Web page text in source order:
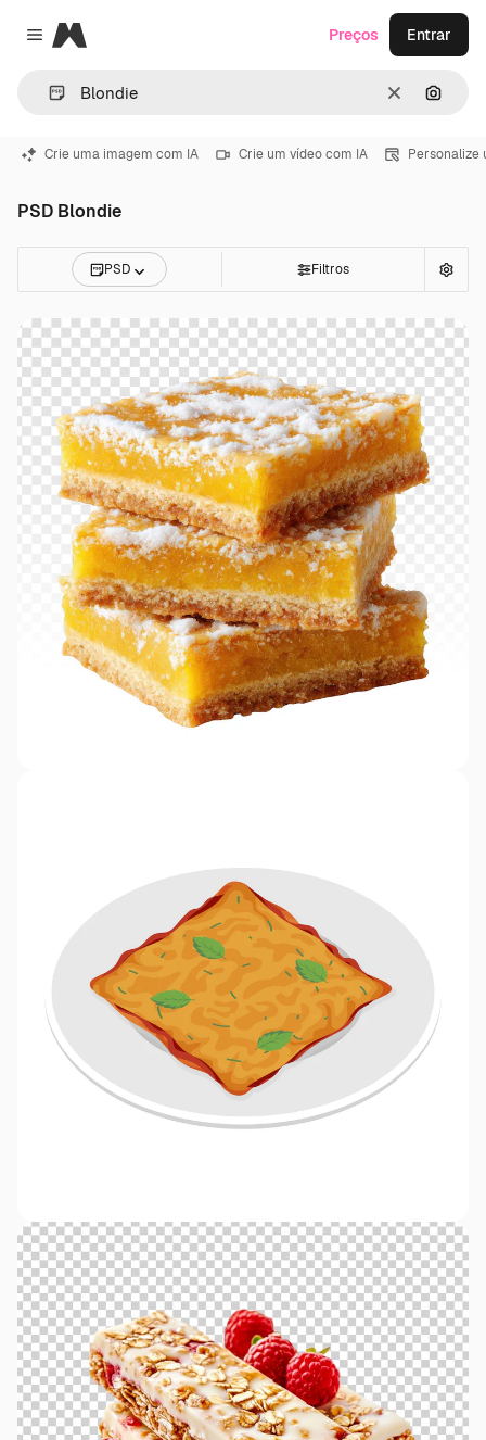
Close menu
Magnific
Limpar
Preços Entrar
Crie uma imagem com IA Crie um vídeo com IA Personalize
PSD Blondie
PSD Filtros